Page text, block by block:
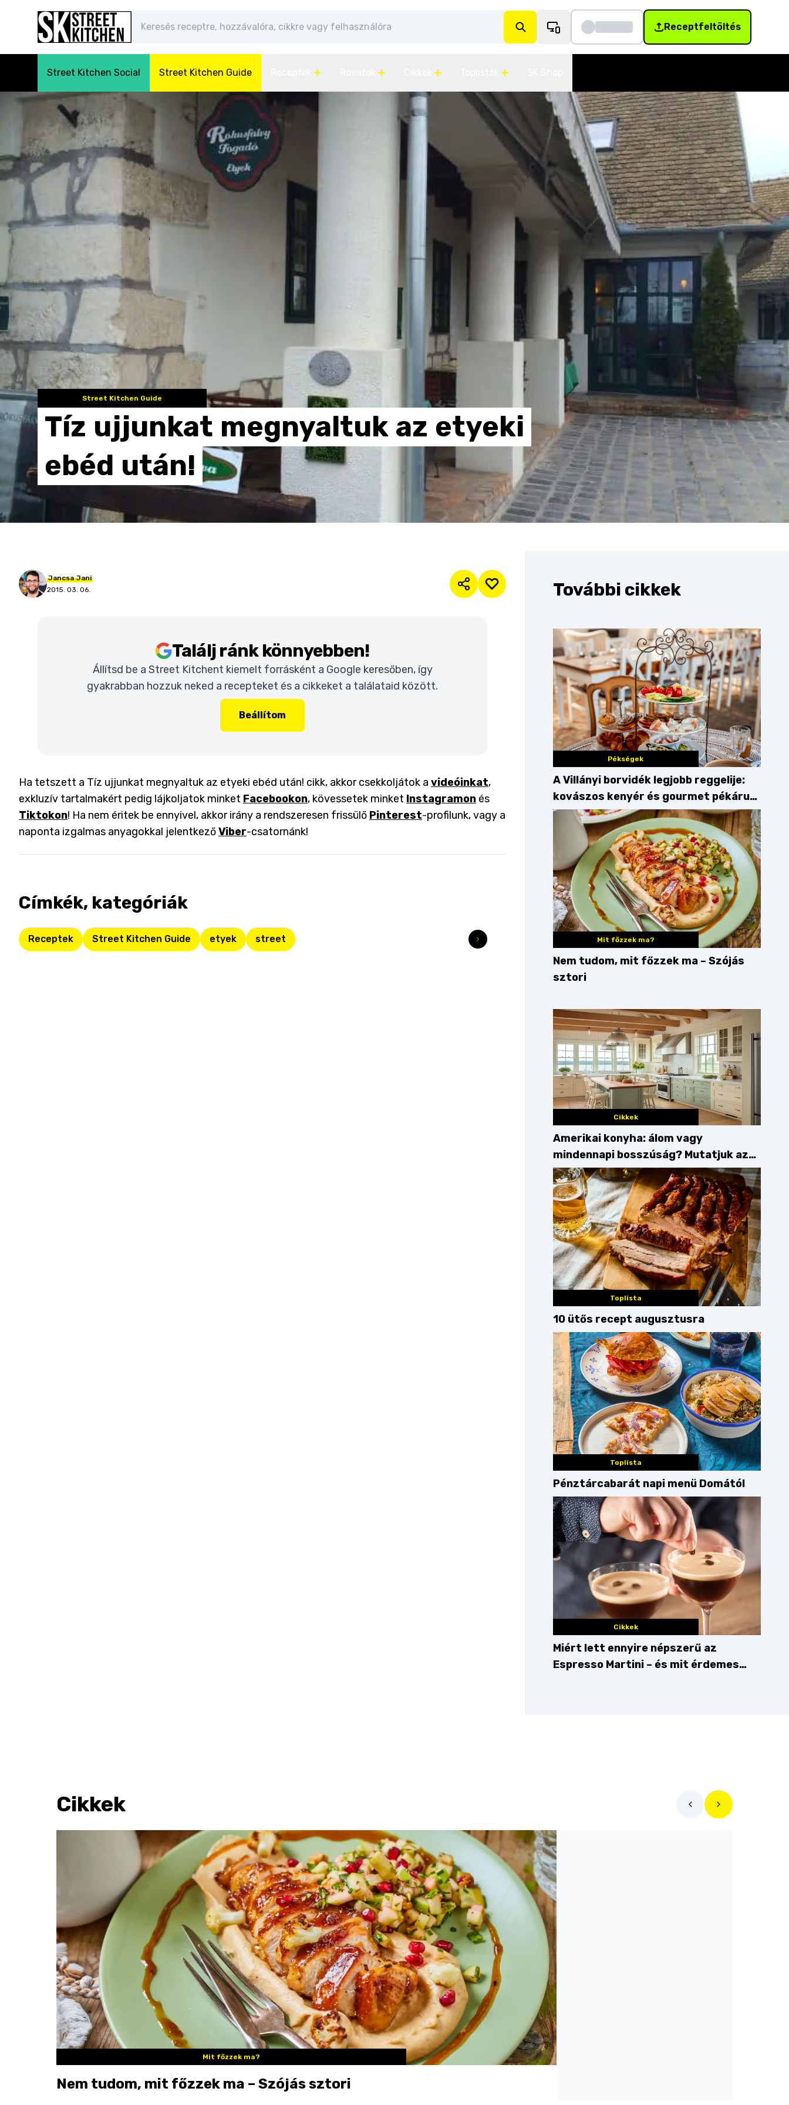
Receptfeltöltés
Street Kitchen Social Street Kitchen Guide
Street Kitchen Guide
Tíz ujjunkat megnyaltuk az etyeki
ebéd után!
Jancsa Jani
2015. 03. 06.
Találj ránk könnyebben!
Állítsd be a Street Kitchent kiemelt forrásként a Google keresőben, így
gyakrabban hozzuk neked a recepteket és a cikkeket a találataid között.
Beállítom
Ha tetszett a Tíz ujjunkat megnyaltuk az etyeki ebéd után! cikk, akkor csekkoljátok a videóinkat,
exkluzív tartalmakért pedig lájkoljatok minket Facebookon, kövessetek minket Instagramon és
Tiktokon! Ha nem éritek be ennyivel, akkor irány a rendszeresen frissülő Pinterest-profilunk, vagy a
naponta izgalmas anyagokkal jelentkezőViber-csatornánk!
Címkék, kategóriák
Receptek Street Kitchen Guide etyek street
További cikkek
Pékségek
A Villányi borvidék legjobb reggelije:
kovászos kenyér és gourmet pékáruk
Palkonyán
Mit főzzek ma?
Nem tudom, mit főzzek ma – Szójás
sztori
Cikkek
Amerikai konyha: álom vagy
mindennapi bosszúság? Mutatjuk az
érveket
Toplista
10 ütős recept augusztusra
Toplista
Pénztárcabarát napi menü Domától
Cikkek
Miért lett ennyire népszerű az
Espresso Martini – és mit érdemes
Cikkek
Mit főzzek ma?
Nem tudom, mit főzzek ma – Szójás sztori